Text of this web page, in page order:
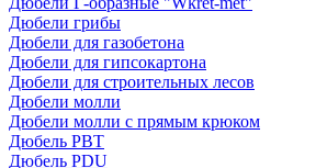
Дюбели грибы
Дюбели для газобетона
Дюбели для гипсокартона
Дюбели для строительных лесов
Дюбели молли
Дюбели молли с прямым крюком
Дюбель PBT
Дюбель PDU